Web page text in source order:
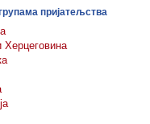
пријатељства
Херцеговина